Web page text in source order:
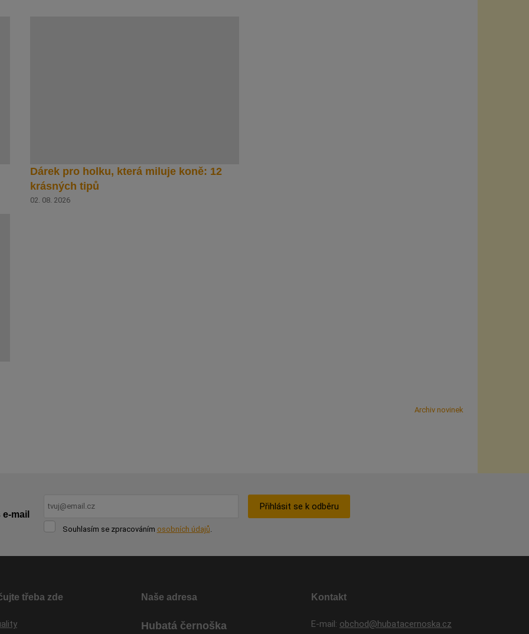
Dárek pro holku, která miluje koně: 12
krásných tipů
02. 08. 2026
Archiv novinek
mail
Souhlasím
osobních
Souhlasím se zpracováním osobních údajů
Přihlásit se k odběru
odeslat.
třeba zde Naše adresa
Hubatá černoška
Kontakt
E-mail: obchod@hubatacernoska.cz